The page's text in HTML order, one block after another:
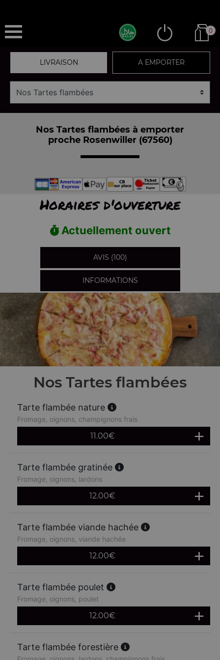
0
LIVRAISON A EMPORTER
Nos Tartes flambées à emporter
proche Rosenwiller (67560)
Horaires d'ouverture
Actuellement ouvert
AVIS (100)
INFORMATIONS
Nos Tartes flambées
Tarte flambée nature
Fromage, oignons, champignons frais
11.00€
Tarte flambée gratinée
Fromage, oignons, lardons
12.00€
Tarte flambée viande hachée
Fromage, oignons, viande hachée
12.00€
Tarte flambée poulet
Fromage, oignons, poulet
12.00€
Tarte flambée forestière